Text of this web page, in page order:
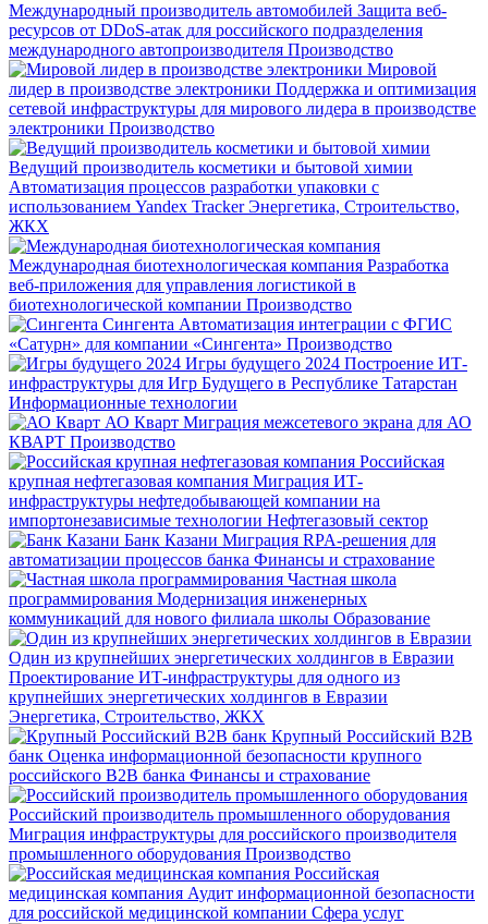
Международный производитель автомобилей Защита веб-
ресурсов от DDoS-атак для российского подразделения
международного автопроизводителя Производство
Мировой
лидер в производстве электроники Поддержка и оптимизация
сетевой инфраструктуры для мирового лидера в производстве
электроники Производство
Ведущий производитель косметики и бытовой химии
Автоматизация процессов разработки упаковки с
использованием Yandex Tracker Энергетика, Строительство,
ЖКХ
Международная биотехнологическая компания Разработка
веб-приложения для управления логистикой в
биотехнологической компании Производство
Сингента Автоматизация интеграции с ФГИС
«Сатурн» для компании «Сингента» Производство
Игры будущего 2024 Построение ИТ-
инфраструктуры для Игр Будущего в Республике Татарстан
Информационные технологии
АО Кварт Миграция межсетевого экрана для АО
КВАРТ Производство
Российская
крупная нефтегазовая компания Миграция ИТ-
инфраструктуры нефтедобывающей компании на
импортонезависимые технологии Нефтегазовый сектор
Банк Казани Миграция RPA-решения для
автоматизации процессов банка Финансы и страхование
Частная школа
программирования Модернизация инженерных
коммуникаций для нового филиала школы Образование
Один из крупнейших энергетических холдингов в Евразии
Проектирование ИТ-инфраструктуры для одного из
крупнейших энергетических холдингов в Евразии
Энергетика, Строительство, ЖКХ
Крупный Российский В2В
банк Оценка информационной безопасности крупного
российского В2В банка Финансы и страхование
Российский производитель промышленного оборудования
Миграция инфраструктуры для российского производителя
промышленного оборудования Производство
Российская
медицинская компания Аудит информационной безопасности
для российской медицинской компании Сфера услуг